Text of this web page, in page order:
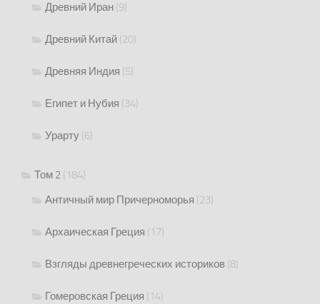
Древний Иран (9)
Древний Китай (20)
Древняя Индия (5)
Египет и Нубия (34)
Урарту (6)
Том 2 (184)
Античный мир Причерноморья (23)
Архаическая Греция (17)
Взгляды древнегреческих историков (8)
Гомеровская Греция (14)